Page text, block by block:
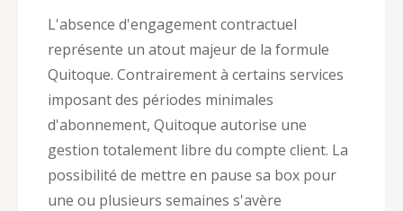
L'absence d'engagement contractuel
représente un atout majeur de la formule
Quitoque. Contrairement à certains services
imposant des périodes minimales
d'abonnement, Quitoque autorise une
gestion totalement libre du compte client. La
possibilité de mettre en pause sa box pour
une ou plusieurs semaines s'avère